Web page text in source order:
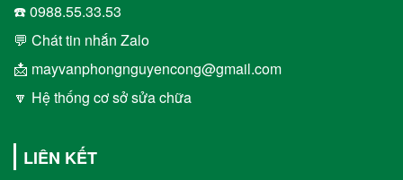
☎️ 0988.55.33.53
💬 Chát tin nhắn Zalo
📩 mayvanphongnguyencong@gmail.com
🔽 Hệ thống cơ sở sửa chữa
LIÊN KẾT